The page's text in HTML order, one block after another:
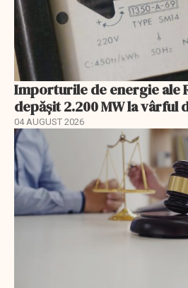
Importurile de energie ale
depășit 2.200 MW la vârful
04 AUGUST 2026